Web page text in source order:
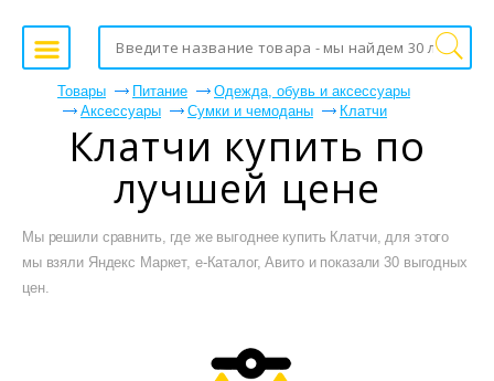
Товары Питание
Одежда, обувь и аксессуары
Аксессуары
Сумки и чемоданы Клатчи
Клатчи купить по
лучшей цене
Мы решили сравнить, где же выгоднее купить Клатчи, для этого
мы взяли Яндекс Маркет, е-Каталог, Авито и показали 30 выгодных
цен.